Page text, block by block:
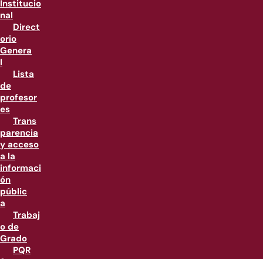
Institucio
nal
Direct
orio
Genera
l
Lista
de
profesor
es
Trans
parencia
y acceso
a la
informaci
ón
públic
a
Trabaj
o de
Grado
PQR